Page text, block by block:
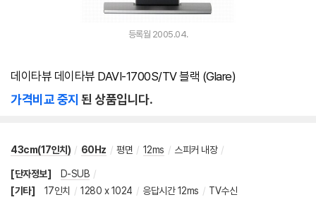
등록월 2005.04.
데이타뷰 데이타뷰 DAVI-1700S/TV 블랙 (Glare)
가격비교 중지 된 상품입니다.
43cm(17인치) / 60Hz / 평면 / 12ms / 스피커 내장 /
[단자정보] D-SUB /
[기타]
17인치 / 1280 x 1024 / 응답시간 12ms / TV수신